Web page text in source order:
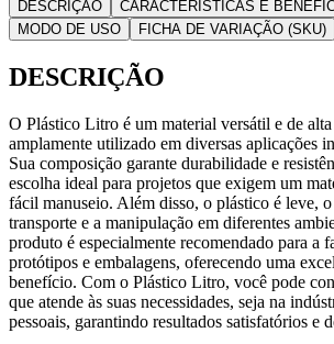
DESCRIÇÃO
CARACTERÍSTICAS E
MODO DE USO
FICHA DE VARIAÇÃO (SKU)
DESCRIÇÃO
O Plástico Litro é um material versátil e de
amplamente utilizado em diversas aplicações
Sua composição garante durabilidade e
escolha ideal para projetos que exigem um
fácil manuseio. Além disso, o plástico é leve,
transporte e a manipulação em diferentes
produto é especialmente recomendado para a
protótipos e embalagens, oferecendo uma
benefício. Com o Plástico Litro, você pode
que atende às suas necessidades, seja na
pessoais, garantindo resultados satisfatórios e